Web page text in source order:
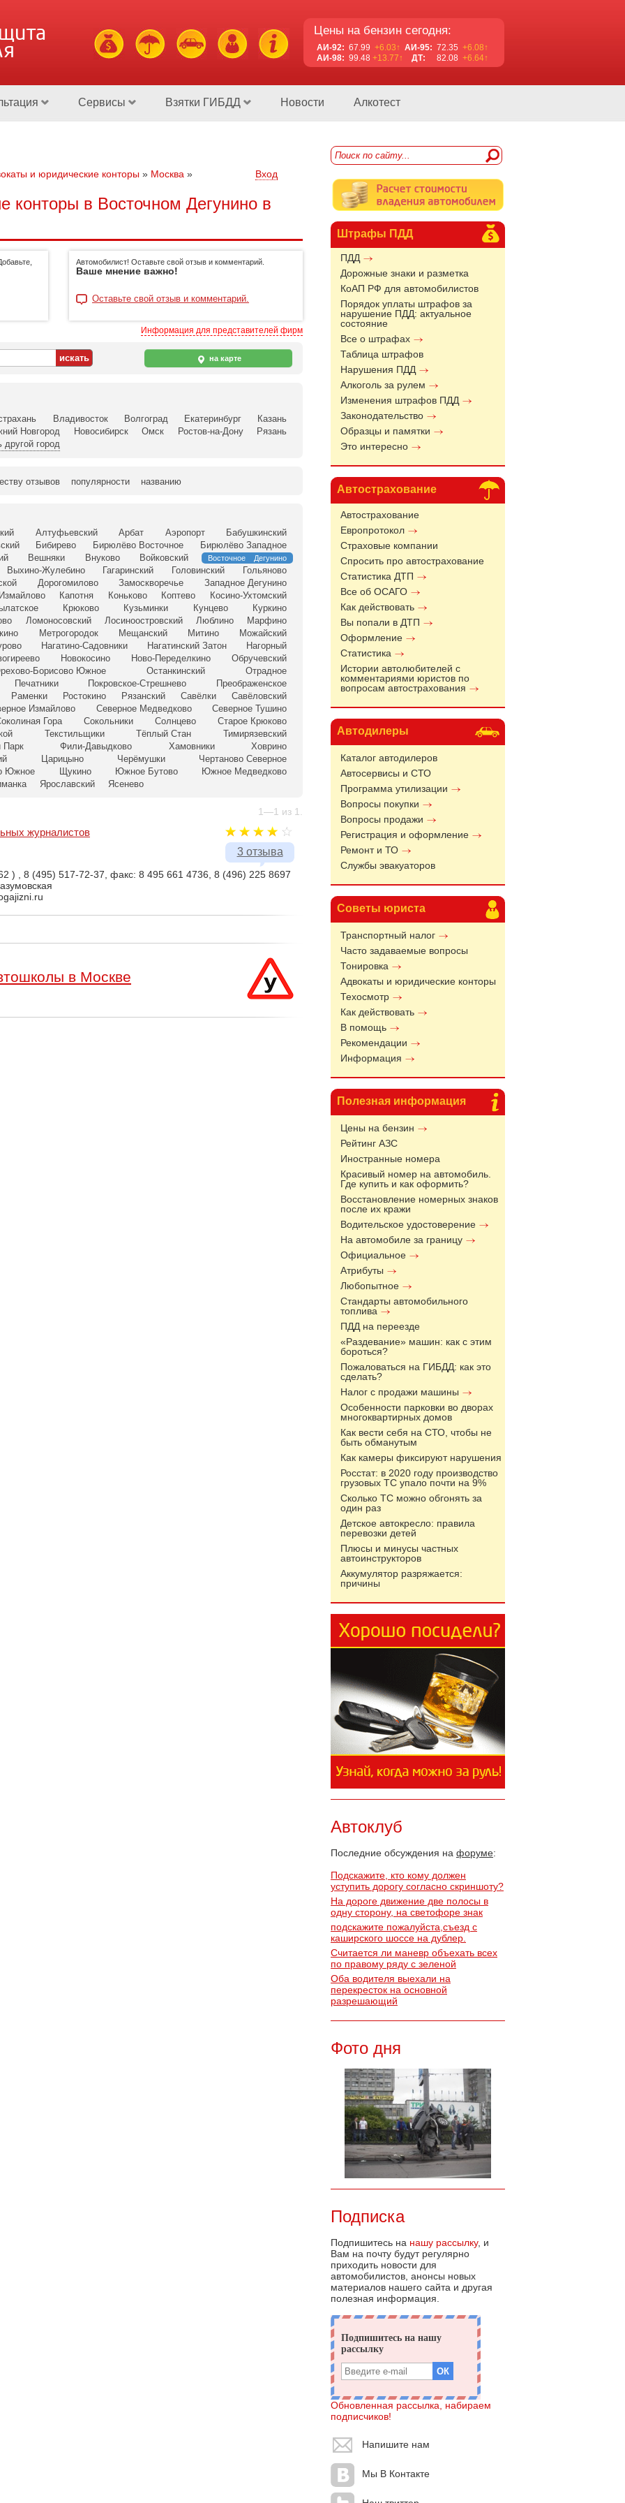
Цены на бензин сегодня:
АИ-92: 67.99 +6.03↑ АИ-95: 72.35 +6.08↑
АИ-98: 99.48 +13.77↑ ДТ: 82.08 +6.64↑
Сервисы Взятки ГИБДД Новости Алкотест
Штрафы ПДД
ПДД
Дорожные знаки и разметка
КоАП РФ для автомобилистов
Порядок уплаты штрафов за
нарушение ПДД: актуальное
состояние
Все о штрафах
Таблица штрафов
Нарушения ПДД
Алкоголь за рулем
Изменения штрафов ПДД
Законодательство
Образцы и памятки
Это интересно
Автострахование
Автострахование
Европротокол
Страховые компании
Спросить про автострахование
Статистика ДТП
Все об ОСАГО
Как действовать
Вы попали в ДТП
Оформление
Статистика
Истории автолюбителей с
комментариями юристов по
вопросам автострахования
Автодилеры
Каталог автодилеров
Автосервисы и СТО
Программа утилизации
Вопросы покупки
Вопросы продажи
Регистрация и оформление
Ремонт и ТО
Службы эвакуаторов
Советы юриста
Транспортный налог
Часто задаваемые вопросы
Тонировка
Адвокаты и юридические конторы
Техосмотр
Как действовать
В помощь
Рекомендации
Информация
Полезная информация
Цены на бензин
Рейтинг АЗС
Иностранные номера
Красивый номер на автомобиль.
Где купить и как оформить?
Восстановление номерных знаков
после их кражи
Водительское удостоверение
На автомобиле за границу
Официальное
Атрибуты
Любопытное
Стандарты автомобильного
топлива
ПДД на переезде
«Раздевание» машин: как с этим
бороться?
Пожаловаться на ГИБДД: как это
сделать?
Налог с продажи машины
Особенности парковки во дворах
многоквартирных домов
Как вести себя на СТО, чтобы не
быть обманутым
Как камеры фиксируют нарушения
Росстат: в 2020 году производство
грузовых ТС упало почти на 9%
Сколько ТС можно обгонять за
один раз
Детское автокресло: правила
перевозки детей
Плюсы и минусы частных
автоинструкторов
Аккумулятор разряжается:
причины
Автоклуб
Последние обсуждения на форуме:
Подскажите, кто кому должен
уступить дорогу согласно скриншоту?
На дороге движение две полосы в
одну сторону, на светофоре знак
подскажите пожалуйста,съезд с
каширского шоссе на дублер.
Считается ли маневр объехать всех
по правому ряду с зеленой
Оба водителя выехали на
перекресток на основной
разрешающий
Фото дня
Подписка
Подпишитесь на нашу рассылку, и
Вам на почту будут регулярно
приходить новости для
автомобилистов, анонсы новых
материалов нашего сайта и другая
полезная информация.
Обновленная рассылка, набираем
подписчиков!
Напишите нам
Мы В Контакте
и юридические конторы » Москва » Вход
конторы в Восточном Дегунино в
Автомобилист! Оставьте свой отзыв и комментарий.
Ваше мнение важно!
Оставьте свой отзыв и комментарий.
Информация для представителей фирм
на карте
Владивосток Волгоград Екатеринбург
Казань
Новгород
Новосибирск Омск Ростов-на-Дону
Рязань
другой город
отзывов популярности названию
Алтуфьевский Арбат Аэропорт
Бабушкинский
Бибирево Бирюлёво Восточное
Бирюлёво Западное
Вешняки Внуково Войковский Восточное Дегунино
Выхино-Жулебино Гагаринский Головинский
Гольяново
Дорогомилово Замоскворечье
Западное Дегунино
Капотня Коньково Коптево
Косино-Ухтомский
Крюково Кузьминки Кунцево
Куркино
Ломоносовский Лосиноостровский Люблино
Марфино
Метрогородок Мещанский Митино
Можайский
Нагатино-Садовники Нагатинский Затон
Нагорный
Новокосино Ново-Переделкино
Обручевский
Борисово Южное
Останкинский
Отрадное
Печатники
Покровское-Стрешнево
Преображенское
Раменки
Ростокино Рязанский Савёлки
Савёловский
Измайлово
Северное Медведково
Северное Тушино
Гора
Сокольники Солнцево
Старое Крюково
Текстильщики Тёплый Стан
Тимирязевский
Парк
Фили-Давыдково Хамовники
Ховрино
Царицыно Черёмушки
Чертаново Северное
Южное
Щукино Южное Бутово
Южное Медведково
Ярославский Ясенево
1—1 из 1.
3 отзыва
журналистов
) , 8 (495) 517-72-37, факс: 8 495 661 4736, 8 (496) 225 8697
в Москве